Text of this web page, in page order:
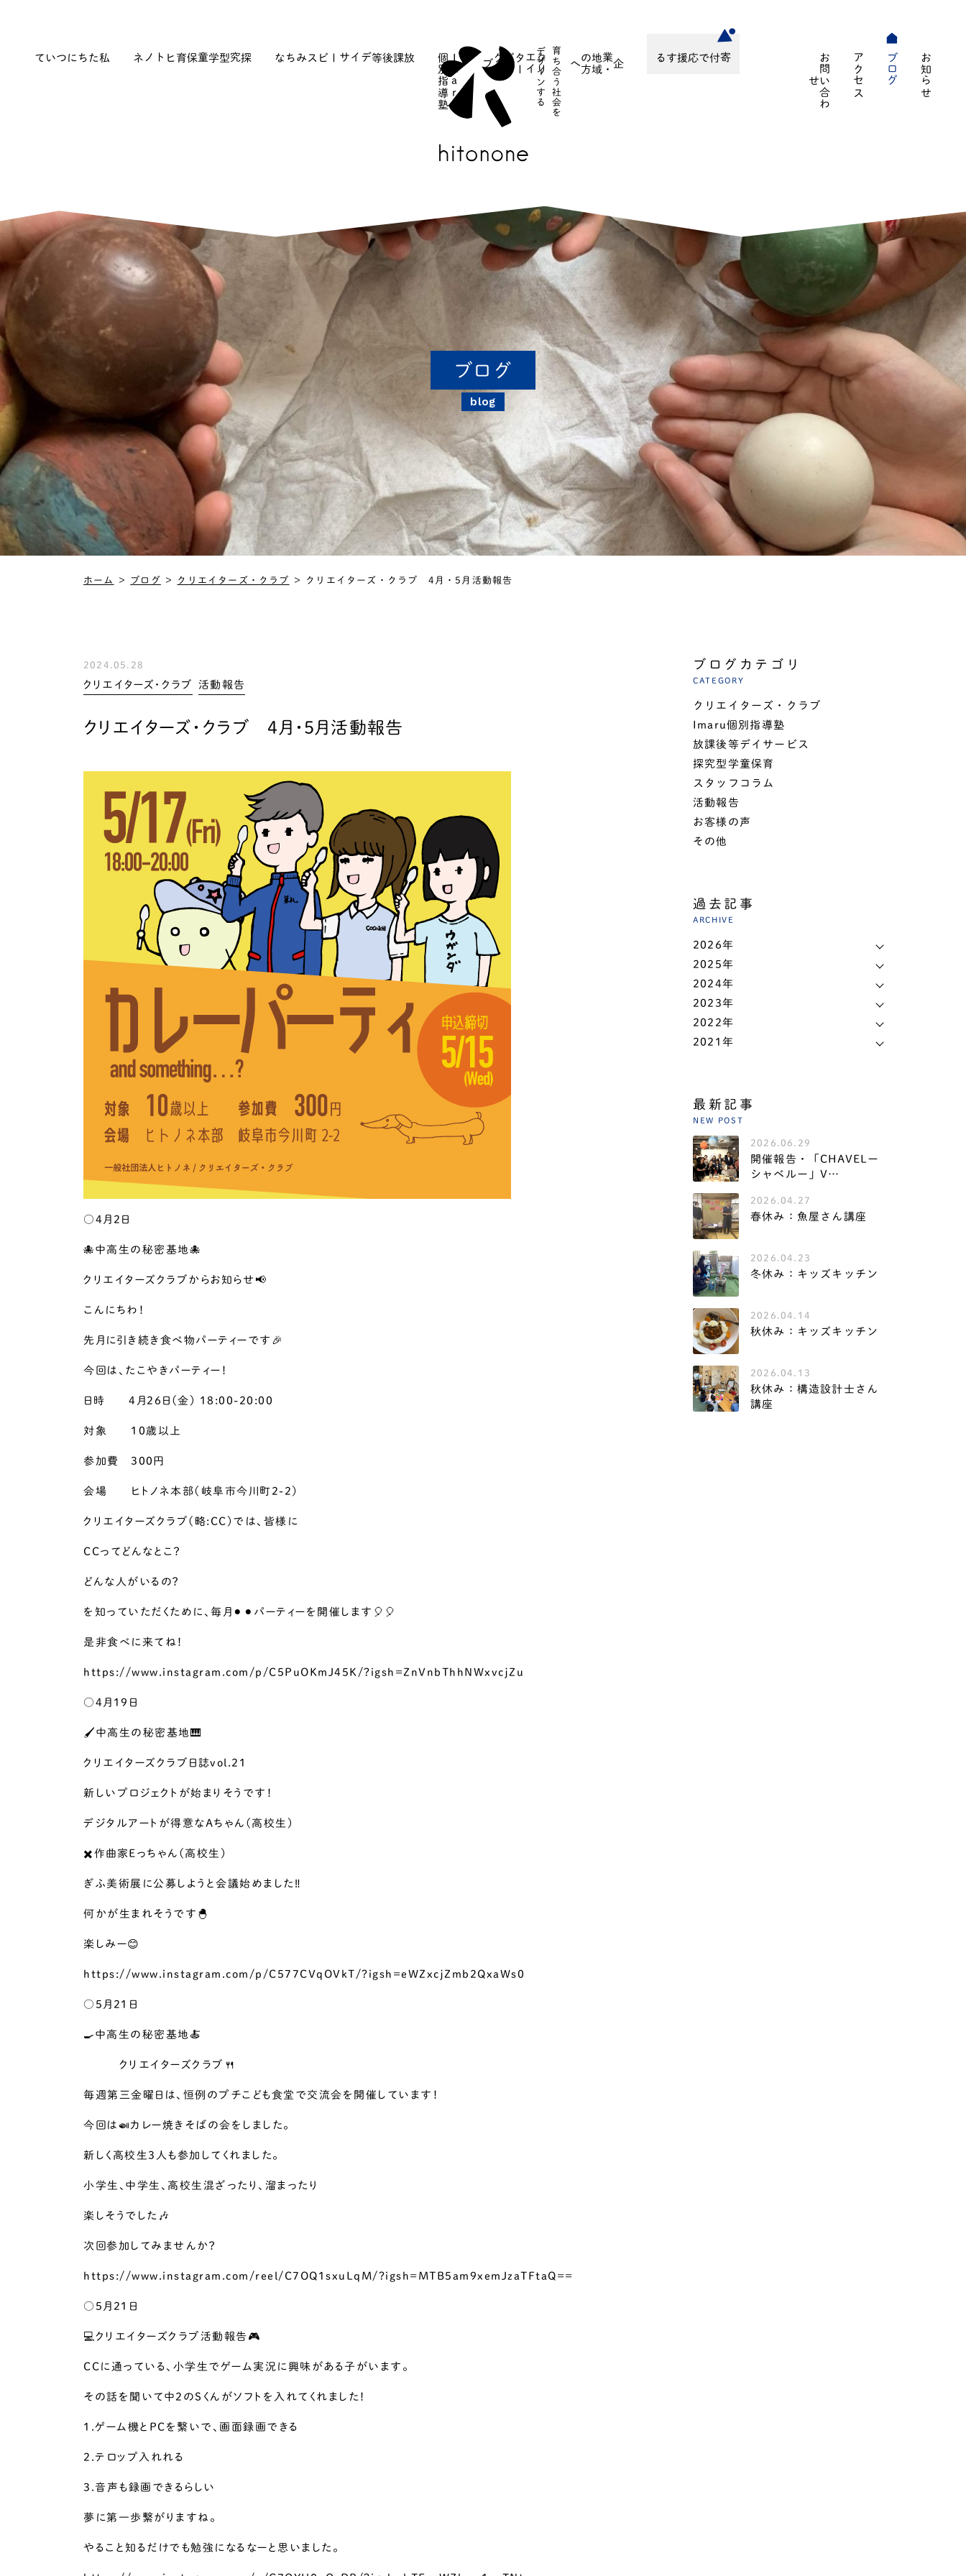
私たちについて 探究型学童保育ヒトノネ 放課後等デイサービスみちな I
m
a
r
u
個
別
指
導
塾 ク
リ
エ
イ
タ
ー
ズ
・
ク
ラ
ブ 企
業・
地域
の方
へ 寄付で応援する お
問
い合
わ
せ アクセス ブログ お知らせ
育ち合う社会を
デザインする
ブログ
blog
ホーム ＞ ブログ ＞ クリエイターズ・クラブ ＞ クリエイターズ・クラブ 4月・5月活動報告
2024.05.28
クリエイターズ・クラブ 活動報告
クリエイターズ・クラブ 4月・5月活動報告
○4月2日
🐙中高生の秘密基地🐙
クリエイターズクラブからお知らせ📢
こんにちわ！
先月に引き続き食べ物パーティーです🎉
今回は、たこやきパーティー！
日時 4月26日(金) 18:00-20:00
対象 10歳以上
参加費 300円
会場 ヒトノネ本部（岐阜市今川町2-2）
クリエイターズクラブ(略:CC)では、皆様に
CCってどんなとこ？
どんな人がいるの？
を知っていただくために、毎月⚫︎⚫︎パーティーを開催します🎈🎈
是非食べに来てね！
https://www.instagram.com/p/C5PuOKmJ45K/?igsh=ZnVnbThhNWxvcjZu
○4月19日
🖌️中高生の秘密基地🎹
クリエイターズクラブ日誌vol.21
新しいプロジェクトが始まりそうです！
デジタルアートが得意なAちゃん(高校生)
✖️作曲家Eっちゃん(高校生)
ぎふ美術展に公募しようと会議始めました‼️
何かが生まれそうです🐣
楽しみー😊
https://www.instagram.com/p/C577CVqOVkT/?igsh=eWZxcjZmb2QxaWs0
○5月21日
🍳中高生の秘密基地🍝
クリエイターズクラブ🍴
毎週第三金曜日は、恒例のプチこども食堂で交流会を開催しています！
今回は🍛カレー焼きそばの会をしました。
新しく高校生3人も参加してくれました。
小学生、中学生、高校生混ざったり、溜まったり
楽しそうでした🎶
次回参加してみませんか？
https://www.instagram.com/reel/C7OQ1sxuLqM/?igsh=MTB5am9xemJzaTFtaQ==
○5月21日
💻クリエイターズクラブ活動報告🎮
CCに通っている、小学生でゲーム実況に興味がある子がいます。
その話を聞いて中2のSくんがソフトを入れてくれました！
1.ゲーム機とPCを繋いで、画面録画できる
2.テロップ入れれる
3.音声も録画できるらしい
夢に第一歩繋がりますね。
やること知るだけでも勉強になるなーと思いました。
ブログカテゴリ
CATEGORY
クリエイターズ・クラブ
Imaru個別指導塾
放課後等デイサービス
探究型学童保育
スタッフコラム
活動報告
お客様の声
その他
過去記事
ARCHIVE
2026年
2025年
2024年
2023年
2022年
2021年
最新記事
NEW POST
2026.06.29
開催報告・「CHAVELー
シャベルー」V…
2026.04.27
春休み：魚屋さん講座
2026.04.23
冬休み：キッズキッチン
2026.04.14
秋休み：キッズキッチン
2026.04.13
秋休み：構造設計士さん
講座